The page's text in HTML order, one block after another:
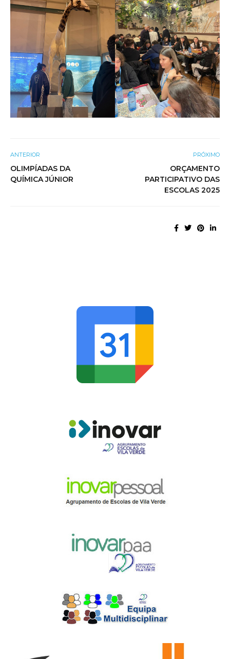
ANTERIOR
OLIMPÍADAS DA
QUÍMICA JÚNIOR
PRÓXIMO
ORÇAMENTO
PARTICIPATIVO DAS
ESCOLAS 2025